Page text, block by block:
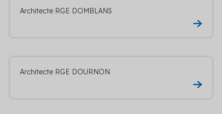
Architecte RGE DOMBLANS
Architecte RGE DOURNON